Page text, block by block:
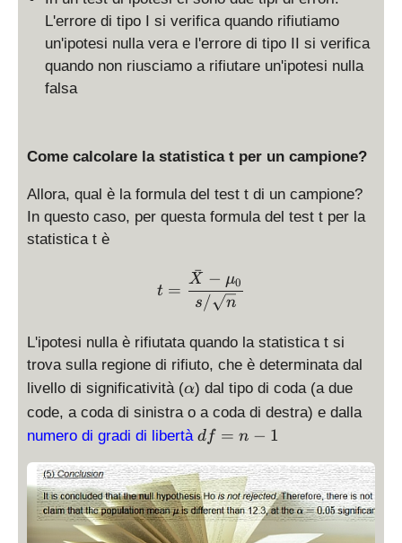
L'errore di tipo I si verifica quando rifiutiamo
un'ipotesi nulla vera e l'errore di tipo II si verifica
quando non riusciamo a rifiutare un'ipotesi nulla
falsa
Come calcolare la statistica t per un campione?
Allora, qual è la formula del test t di un campione?
In questo caso, per questa formula del test t per la
statistica t è
t = \frac{\bar X -
t =
s/ n
X
ˉ − μ0
L'ipotesi nulla è rifiutata quando la statistica t si
trova sulla regione di rifiuto, che è determinata dal
livello di significatività (\
a
l
p
h
a
α) dal tipo di coda (a due
code, a coda di sinistra o a coda di destra) e dalla
numero di gradi di libertà d
=
n
-
1
df = n − 1